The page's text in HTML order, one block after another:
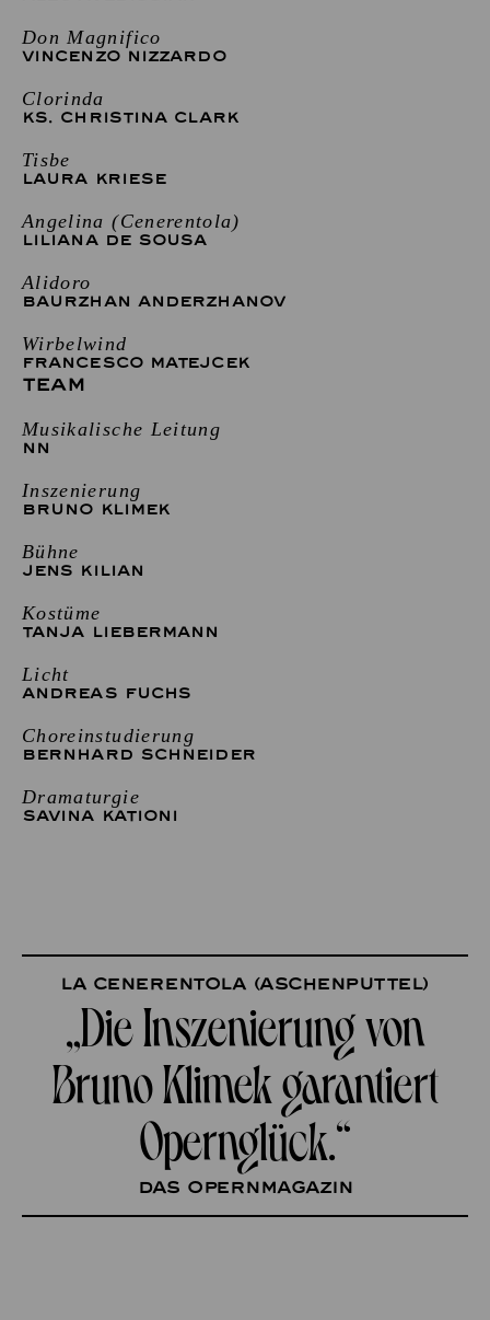
Don Magnifico
VINCENZO NIZZARDO
Clorinda
KS. CHRISTINA CLARK
Tisbe
LAURA KRIESE
Angelina (Cenerentola)
LILIANA DE SOUSA
Alidoro
BAURZHAN ANDERZHANOV
Wirbelwind
FRANCESCO MATEJCEK
TEAM
Musikalische Leitung
NN
Inszenierung
BRUNO KLIMEK
Bühne
JENS KILIAN
Kostüme
TANJA LIEBERMANN
Licht
ANDREAS FUCHS
Choreinstudierung
BERNHARD SCHNEIDER
Dramaturgie
SAVINA KATIONI
La Cenerentola (Aschenputtel)
„Die Inszenierung von
Bruno Klimek garantiert
Opernglück.“
Das Opernmagazin